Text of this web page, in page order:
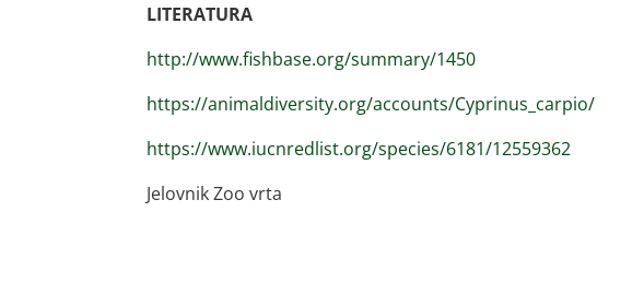
LITERATURA
http://www.fishbase.org/summary/1450
https://animaldiversity.org/accounts/Cyprinus_carpio/
https://www.iucnredlist.org/species/6181/12559362
Jelovnik Zoo vrta